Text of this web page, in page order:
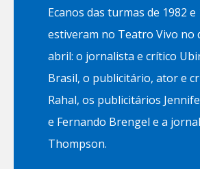
Ecanos das turmas de 1982 e
estiveram no Teatro Vivo no
abril: o jornalista e crítico
Brasil, o publicitário, ator e
Rahal, os publicitários
e Fernando Brengel e a
Thompson.